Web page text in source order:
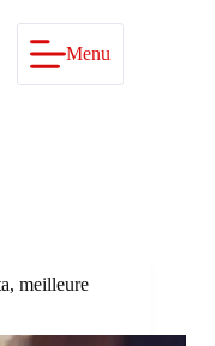
Menu
meilleure